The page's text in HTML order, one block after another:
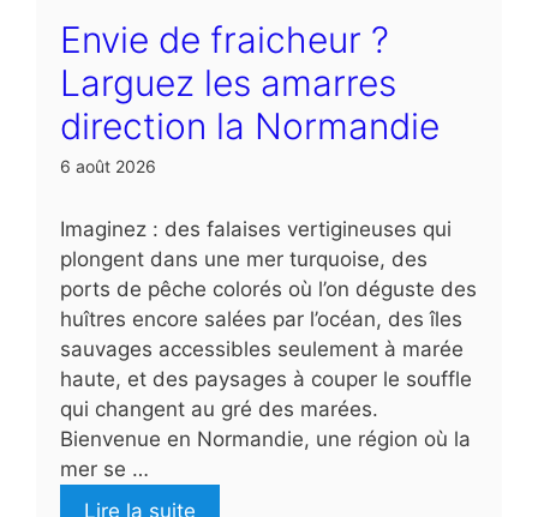
Envie de fraicheur ?
Larguez les amarres
direction la Normandie
6 août 2026
Imaginez : des falaises vertigineuses qui
plongent dans une mer turquoise, des
ports de pêche colorés où l’on déguste des
huîtres encore salées par l’océan, des îles
sauvages accessibles seulement à marée
haute, et des paysages à couper le souffle
qui changent au gré des marées.
Bienvenue en Normandie, une région où la
mer se …
Lire la suite